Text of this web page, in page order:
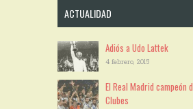
ACTUALIDAD
Adiós a Udo Lattek
4 febrero, 2015
El Real Madrid campeón
Clubes